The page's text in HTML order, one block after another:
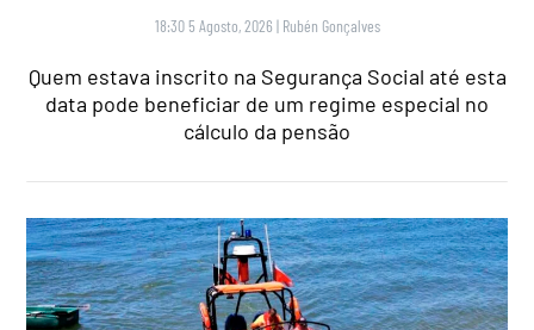
18:30 5 Agosto, 2026 | Rubén Gonçalves
Quem estava inscrito na Segurança Social até esta
data pode beneficiar de um regime especial no
cálculo da pensão